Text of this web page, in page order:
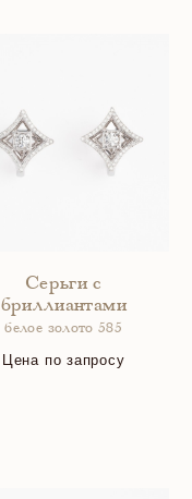
Серьги с
бриллиантами
белое золото 585
Цена по запросу